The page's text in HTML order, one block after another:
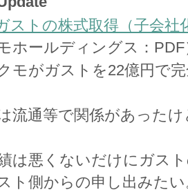
ストの株式取得（子会社
ホールディングス：PDF
モがガストを22億円で
流通等で関係があった
は悪くないだけにガス
ト側からの申し出みたい